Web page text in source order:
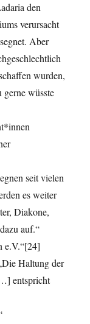
den
verursacht
Aber
wurden,
wüsste
seit vielen
es weiter
Diakone,
auf.“
e.V.“[24]
Haltung der
entspricht